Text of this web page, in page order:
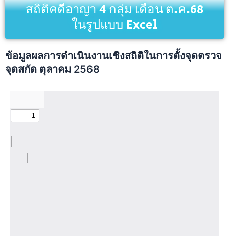
สถิติคดีอาญา 4 กลุ่ม เดือน ต.ค.68
ในรูปแบบ Excel
ข้อมูลผลการดำเนินงานเชิงสถิติในการตั้งจุดตรวจ
จุดสกัด ตุลาคม 2568